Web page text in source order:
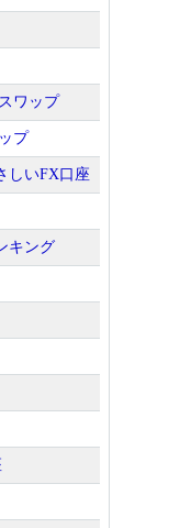
ワップ
プ
しいFX口座
キング